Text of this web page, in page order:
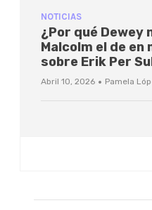
NOTICIAS
¿Por qué Dewey
Malcolm el de en
sobre Erik Per
Abril 10, 2026 · Pamela